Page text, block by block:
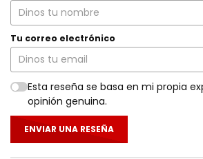
Tu correo electrónico
Esta reseña se basa en mi propia
opinión genuina.
ENVIAR UNA RESEÑA